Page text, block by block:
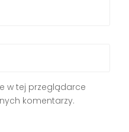
w tej przeglądarce
komentarzy.